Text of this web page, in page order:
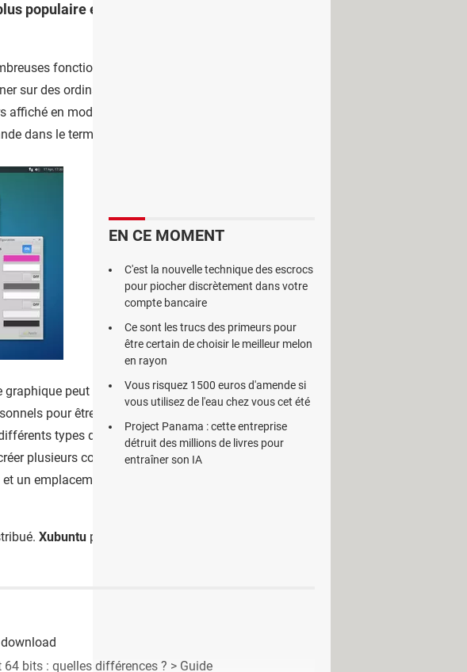
populaire et la plus conviviale, qui présente
fonctionnalités comme
sur des ordinateurs anciens, mêle dotés de
en mode contextuel. L'accès aux différents
dans le terminal du système.
peut être personnalisée selon les désirs de
pour être définie comme fond d'écran. Divers
types de documents numériques comme les
plusieurs comptes sur un même poste avec ce
un emplacement personnel pour ranger leurs
Xubuntu prend également en charge le traitement
64 bits : quelles différences ? > Guide
EN CE MOMENT
C'est la nouvelle technique des escrocs
pour piocher discrètement dans votre
compte bancaire
Ce sont les trucs des primeurs pour
être certain de choisir le meilleur melon
en rayon
Vous risquez 1500 euros d'amende si
vous utilisez de l'eau chez vous cet été
Project Panama : cette entreprise
détruit des millions de livres pour
entraîner son IA